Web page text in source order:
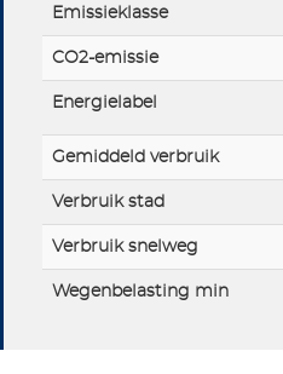
Emissieklasse
CO2-emissie
Energielabel
Gemiddeld verbruik
Verbruik stad
Verbruik snelweg
Wegenbelasting min